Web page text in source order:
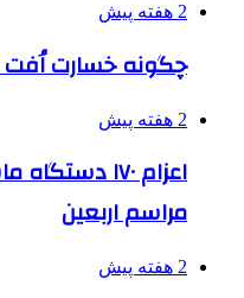
2 هفته پیش
چگونه خسارت اُفت
2 هفته پیش
اعزام ۱۷۰
مراسم اربعین
2 هفته پیش